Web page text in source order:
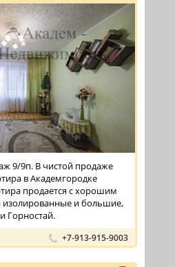
9/9п. В чистой продаже
в Академгородке
продается с хорошим
и большие,
Горностай.
+7-913-915-9003